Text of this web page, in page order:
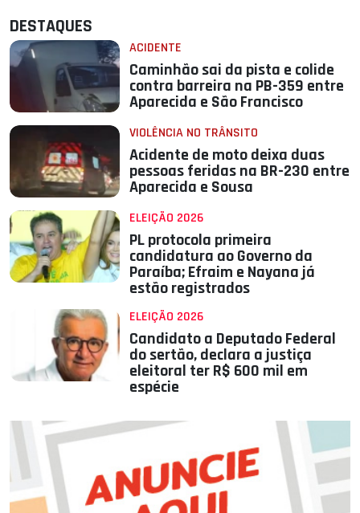
DESTAQUES
ACIDENTE
Caminhão sai da pista e colide
contra barreira na PB-359 entre
Aparecida e São Francisco
VIOLÊNCIA NO TRÂNSITO
Acidente de moto deixa duas
pessoas feridas na BR-230 entre
Aparecida e Sousa
ELEIÇÃO 2026
PL protocola primeira
candidatura ao Governo da
Paraíba; Efraim e Nayana já
estão registrados
ELEIÇÃO 2026
Candidato a Deputado Federal
do sertão, declara a justiça
eleitoral ter R$ 600 mil em
espécie